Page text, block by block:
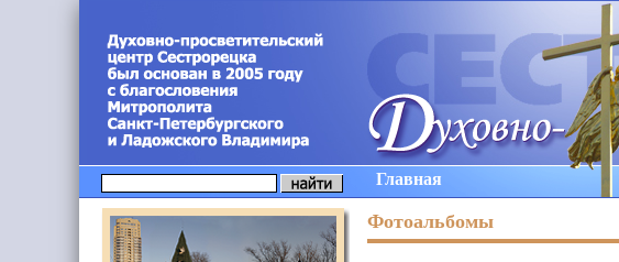
Главная
Фотоальбомы